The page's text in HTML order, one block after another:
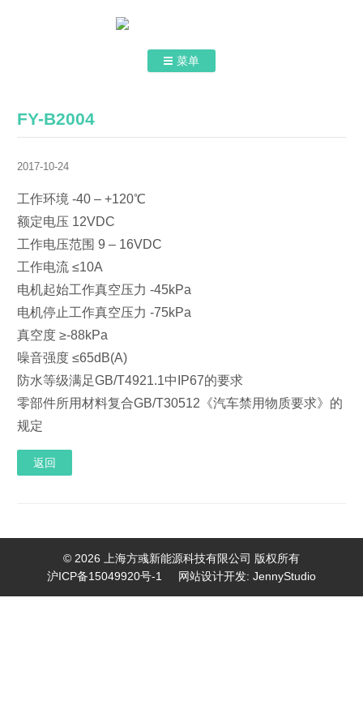
菜单
关于我们
FY-B2004
2017-10-24
工作环境 -40 – +120℃
额定电压 12VDC
工作电压范围 9 – 16VDC
工作电流 ≤10A
电机起始工作真空压力 -45kPa
电机停止工作真空压力 -75kPa
真空度 ≥-88kPa
噪音强度 ≤65dB(A)
防水等级满足GB/T4921.1中IP67的要求
零部件所用材料复合GB/T30512《汽车禁用物质要求》的
规定
返回
© 2026 上海方彧新能源科技有限公司 版权所有
沪ICP备15049920号-1
网站设计开发: JennyStudio